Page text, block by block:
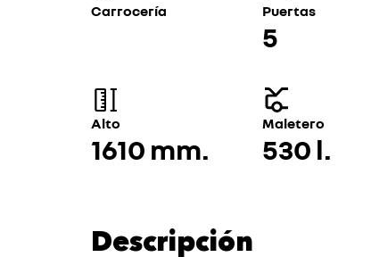
Carrocería Puertas
5
Alto
1610 mm.
Maletero
530 l.
Descripción